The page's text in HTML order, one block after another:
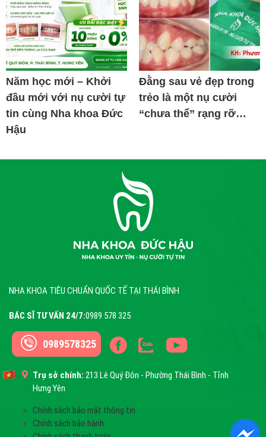
Năm học mới – Khởi
đầu mới với nụ cười tự
tin cùng Nha khoa Đức
Hậu
Đằng sau vẻ đẹp trong
trẻo là một nụ cười
“chưa thể” rạng rỡ…
NHA KHOA TIÊU CHUẨN QUỐC TẾ TẠI THÁI BÌNH
BÁC SĨ TƯ VẤN 24/7:0989 578 325
0989578325
Trụ sở chính: 213 Lê Quý Đôn - Phường Thái Bình - Tỉnh
Hưng Yên
Chính sách bảo mật thông tin
Chính sách bảo hành